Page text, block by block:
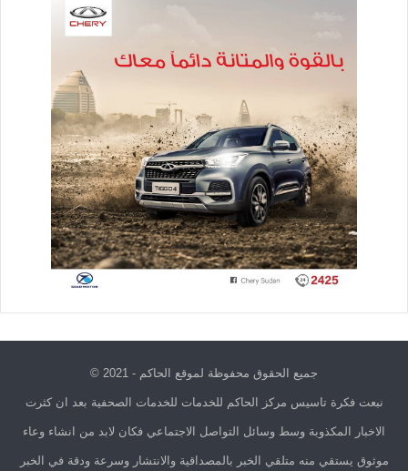
جميع الحقوق محفوظة لموقع الحاكم - 2021 ©
نبعت فكرة تاسيس مركز الحاكم للخدمات للخدمات الصحفية بعد ان كثرت
الاخبار المكذوبة وسط وسائل التواصل الاجتماعي فكان لابد من انشاء وعاء
موثوق يستقي منه متلقي الخبر بالمصداقية والانتشار وسرعة ودقة في الخبر